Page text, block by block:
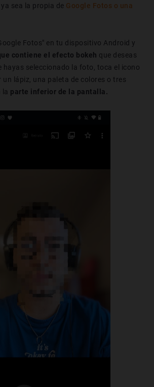
ya sea la propia de Google Fotos o una
Fotos" en tu dispositivo Android y
contiene el efecto bokeh que deseas
hayas seleccionado la foto, toca el icono
un lápiz, una paleta de colores o tres
la parte inferior de la pantalla.